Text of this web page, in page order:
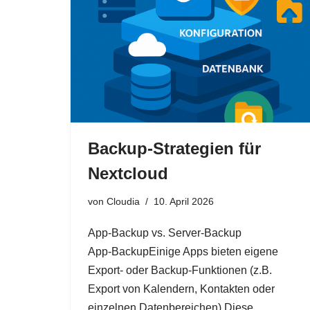
Backup‑Strategien für
Nextcloud
von Cloudia 10. April 2026
App‑Backup vs. Server‑Backup
App‑BackupEinige Apps bieten eigene
Export‑ oder Backup‑Funktionen (z.B.
Export von Kalendern, Kontakten oder
einzelnen Datenbereichen).Diese